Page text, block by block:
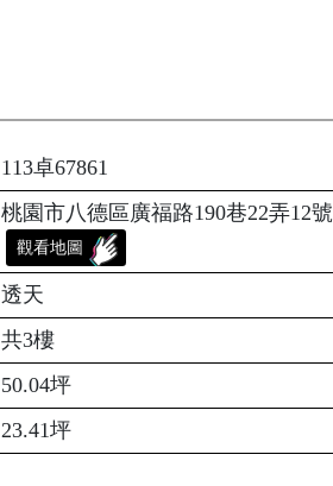
113卓67861
桃園市八德區廣福路190巷22弄12號
觀看地圖
透天
共3樓
50.04坪
23.41坪